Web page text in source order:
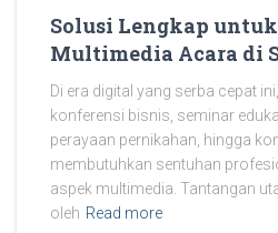
Solusi Lengkap
Multimedia Acara di
Di era digital yang serba cepat
konferensi bisnis, seminar
perayaan pernikahan, hingga
membutuhkan sentuhan
aspek multimedia. Tantangan
oleh Read more